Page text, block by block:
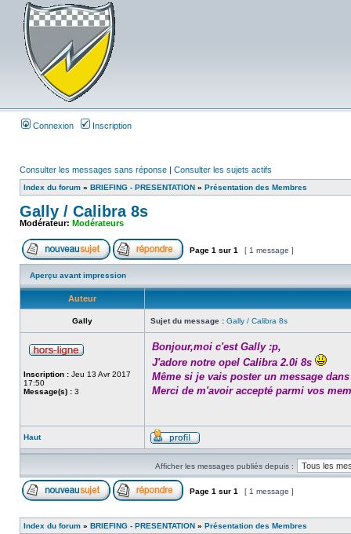
Connexion Inscription
Consulter les messages sans réponse | Consulter les sujets actifs
Index du forum » BRIEFING - PRESENTATION » Présentation des Membres
Gally / Calibra 8s
Modérateur: Modérateurs
Page 1 sur 1 [ 1 message ]
Aperçu avant impression
Auteur
Gally Sujet du message : Gally / Calibra 8s
Inscription : Jeu 13 Avr 2017
17:50
Message(s) : 3
Bonjour,moi c'est Gally :p,
J'adore notre opel Calibra 2.0i 8s
Même si je vais poster un message
Merci de m'avoir accepté parmi vos
Haut
Afficher les messages publiés depuis :
Page 1 sur 1 [ 1 message ]
Index du forum » BRIEFING - PRESENTATION » Présentation des Membres